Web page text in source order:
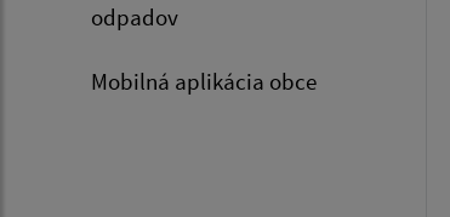
odpadov
Mobilná aplikácia obce